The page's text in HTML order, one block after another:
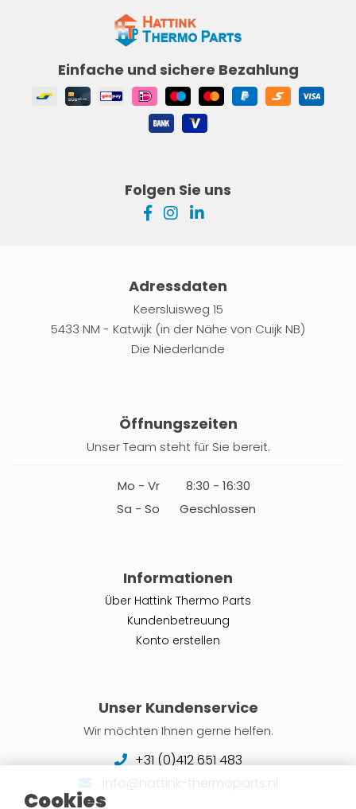
Cookies
Einfache und sichere Bezahlung
Folgen Sie uns
Adressdaten
Keersluisweg 15
5433 NM - Katwijk (in der Nähe von Cuijk NB)
Die Niederlande
Öffnungszeiten
Unser Team steht für Sie bereit.
Mo - Vr
8:30 - 16:30
Sa - So
Geschlossen
Informationen
Über Hattink Thermo Parts
Kundenbetreuung
Konto erstellen
Unser Kundenservice
Wir möchten Ihnen gerne helfen.
+31 (0)412 651 483
info@hattink-thermoparts.nl